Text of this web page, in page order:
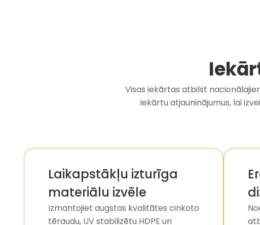
Visas iekārtas atbilst
iekārtu atjauninājumus, lai
Laikapstākļu izturīga
materiālu izvēle
Izmantojiet augstas kvalitātes cinkoto
tēraudu, UV stabilizētu HDPE un